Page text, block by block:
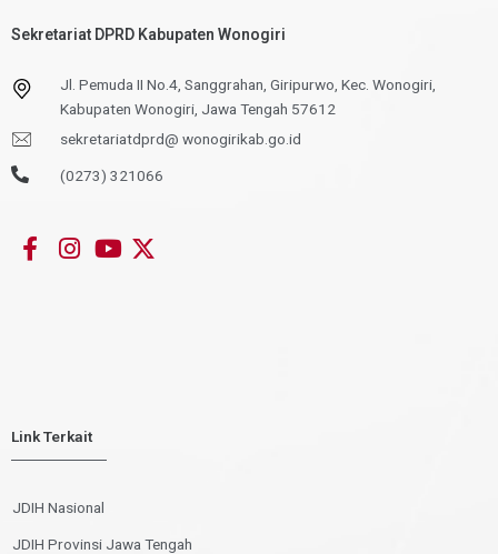
Sekretariat DPRD Kabupaten Wonogiri
Jl. Pemuda II No.4, Sanggrahan, Giripurwo, Kec. Wonogiri,
Kabupaten Wonogiri, Jawa Tengah 57612
sekretariatdprd@ wonogirikab.go.id
(0273) 321066
Link Terkait
JDIH Nasional
JDIH Provinsi Jawa Tengah